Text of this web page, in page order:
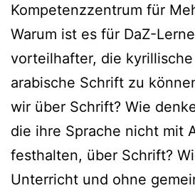
Kompetenzzentrum für
Warum ist es für DaZ-
vorteilhafter, die
arabische Schrift zu
wir über Schrift? Wie
die ihre Sprache nicht mit
festhalten, über Schrift?
Unterricht und ohne